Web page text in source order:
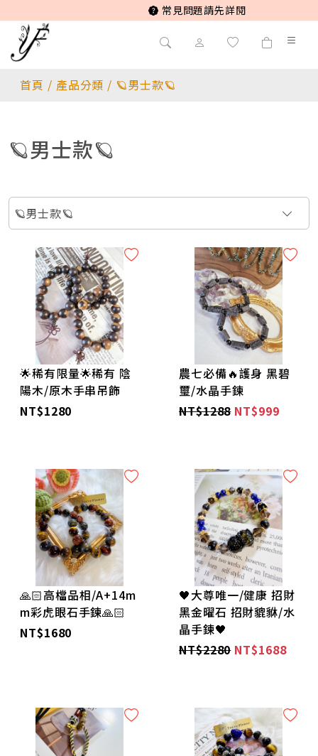
常見問題請先詳閱
首頁 / 產品分類 / 🪐男士款🪐
🪐男士款🪐
🪐男士款🪐
//改小尺寸費用 需先聯絡官方line//
♥️高品/緬甸玉 翡翠 玉石/系列♥️
🌹手鍊/腳鍊🌹
🌷項鍊🌷
🌼居家風水好磁場-擺件🌼
🌞增強能量-能量蠟燭系列🌞
🌺能量香氛🌺
🌹指尖閃耀-水晶寶石戒指🌹
💐耳環/髮夾💐
🌸玉鐲/手排🌸
🪐男士款🪐
🌺高單價高貨區🌺
🌟稀有限量🌟稀有 陰
陽木/原木手串吊飾
NT$1280
農七必備🔥護身 黑碧
璽/水晶手鍊
NT$1288 NT$999
🙏🏻高檔品相/A+14m
m彩虎眼石手鍊🙏🏻
NT$1680
🖤大尊唯一/健康 招財
黑金曜石 招財貔貅/水
晶手鍊🖤
NT$2280 NT$1688